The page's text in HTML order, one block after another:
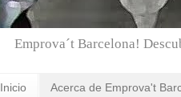
Emprova´t Barcelona!
Inicio Acerca de Emprova't